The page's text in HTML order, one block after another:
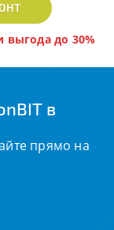
выгода до 30%
в
прямо на